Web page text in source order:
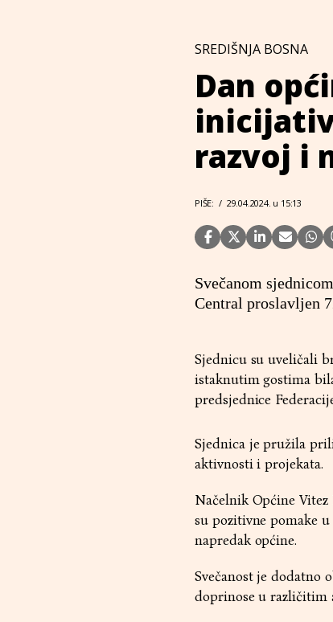
SREDIŠNJA BOSNA
Dan
razvoj i
PIŠE: / 29.04.2024. u 15:13
Svečanom
Central proslavljen
Sjednicu su uveličali
istaknutim gostima
predsjednice
Sjednica je pružila
aktivnosti i projekata.
Načelnik Općine
su pozitivne pomake
napredak općine.
Svečanost je dodatno
doprinose u različitim